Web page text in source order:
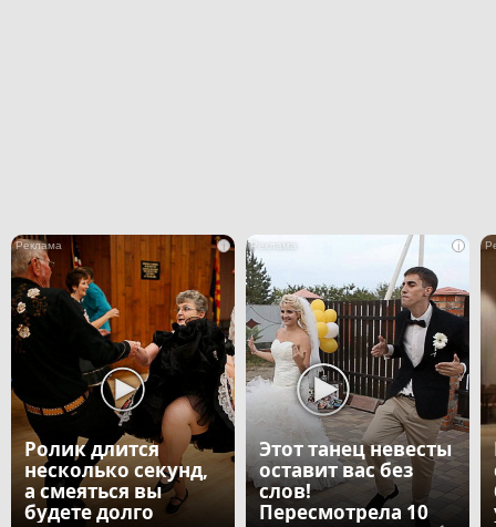
i
Ролик длится
несколько секунд,
а смеяться вы
будете долго
i
Этот танец невесты
оставит вас без
слов!
Пересмотрела 10